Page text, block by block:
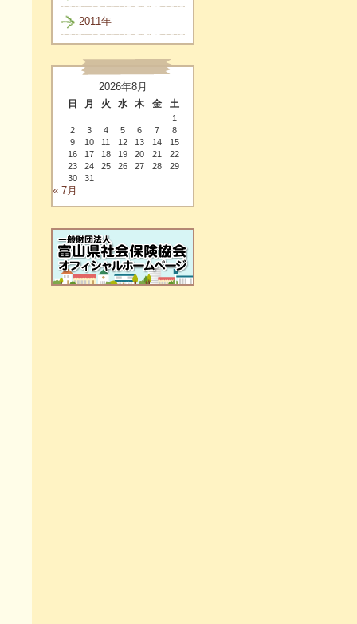
2011年
2026年8月
日 月 火 水 木 金 土
1
2
3 4 5 6 7
8
9
10 11 12 13 14
15
16
17 18 19 20 21
22
23
24 25 26 27 28
29
30
31
« 7月